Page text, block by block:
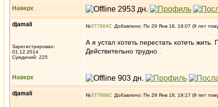
Наверх
djamali
Зарегистрирован:
01.12.2014
Суждений: 225
№377684 Добавлено: Пн 29 Янв 18, 19:07 (9 лет
А я устал хотеть перестать хотеть жить.
Действительно трудно .
Наверх
djamali №377686 Добавлено: Пн 29 Янв 18, 19:17 (9 лет